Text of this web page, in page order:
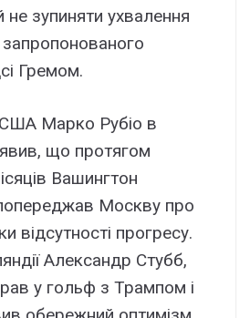
зупиняти ухвалення
Гремом.
Марко Рубіо в
що протягом
Вашингтон
Москву про
відсутності прогресу.
Александр Стубб,
у гольф з Трампом і